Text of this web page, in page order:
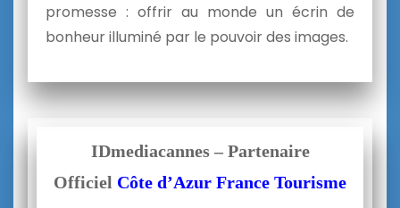
promesse : offrir au monde un écrin de
bonheur illuminé par le pouvoir des images.
IDmediacannes – Partenaire
Officiel Côte d’Azur France Tourisme